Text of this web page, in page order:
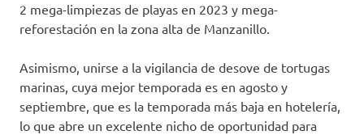
2 mega-limpiezas de playas en 2023 y mega-
reforestación en la zona alta de Manzanillo.
Asimismo, unirse a la vigilancia de desove de tortugas
marinas, cuya mejor temporada es en agosto y
septiembre, que es la temporada más baja en hotelería,
lo que abre un excelente nicho de oportunidad para